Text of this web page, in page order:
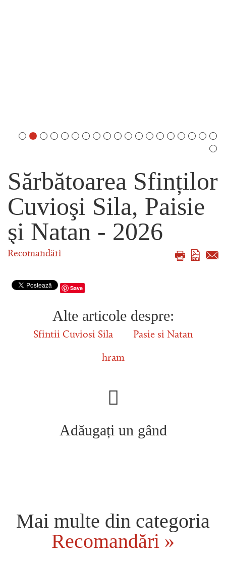
Sărbătoarea Sfinților
Cuvioşi Sila, Paisie
şi Natan - 2026
Recomandări
Save
Alte articole despre:
Sfintii Cuviosi Sila Pasie si Natan
hram
Adăugați un gând
Mai multe din categoria
Recomandări »